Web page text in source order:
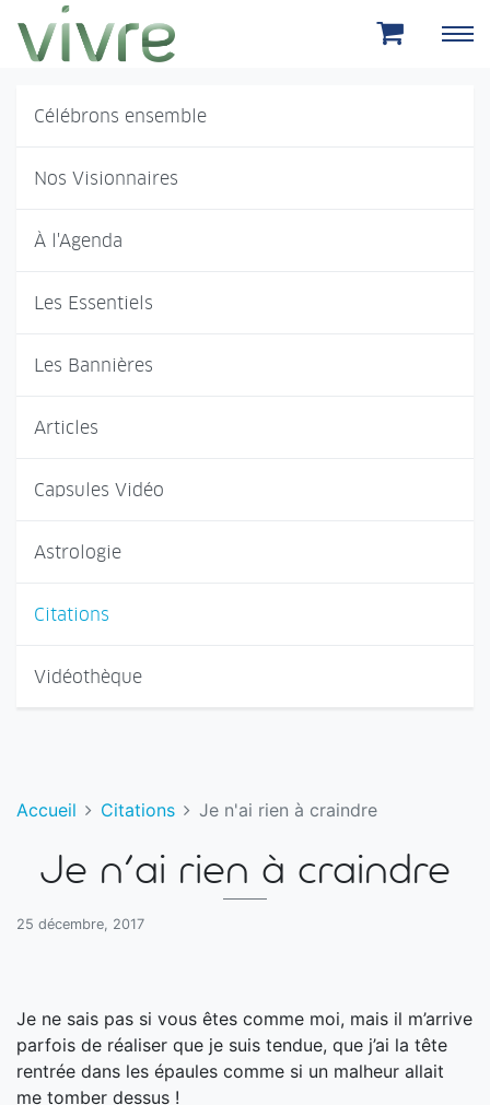
Aller au menu principal
Aller au contenu principal
Célébrons ensemble
Nos Visionnaires
À l'Agenda
Les Essentiels
Les Bannières
Articles
Capsules Vidéo
Astrologie
Citations
Vidéothèque
Accueil Citations Je n'ai rien à craindre
Je n'ai rien à craindre
25 décembre, 2017
Je ne sais pas si vous êtes comme moi, mais il m’arrive
parfois de réaliser que je suis tendue, que j’ai la tête
rentrée dans les épaules comme si un malheur allait
me tomber dessus !